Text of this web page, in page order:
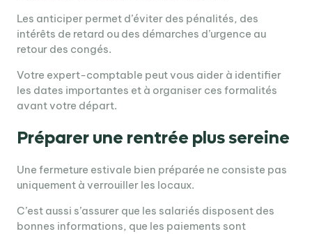
Les anticiper permet d’éviter des pénalités, des
intérêts de retard ou des démarches d’urgence au
retour des congés.
Votre expert-comptable peut vous aider à identifier
les dates importantes et à organiser ces formalités
avant votre départ.
Préparer une rentrée plus sereine
Une fermeture estivale bien préparée ne consiste pas
uniquement à verrouiller les locaux.
C’est aussi s’assurer que les salariés disposent des
bonnes informations, que les paiements sont